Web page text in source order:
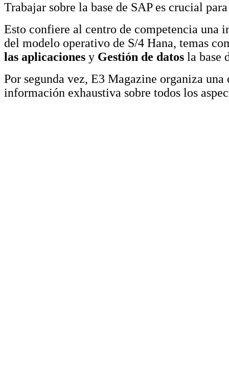
Trabajar sobre la base de SAP es crucial
Esto confiere al centro de competencia una
del modelo operativo de S/4 Hana, temas
las aplicaciones y Gestión de datos la base
Por segunda vez, E3 Magazine organiza
información exhaustiva sobre todos los